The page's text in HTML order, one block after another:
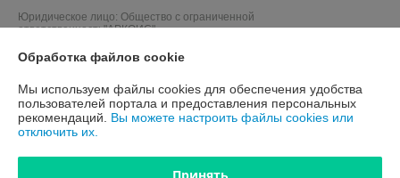
Юридическое лицо: Общество с ограниченной
ответственность"АРКОИС"
УНП: 192965609
Регистрационный орган: Мингорисполком
Дата регистрации компании: 06.09.2017
Обработка файлов cookie
Мы используем файлы cookies для обеспечения удобства
пользователей портала и предоставления персональных
рекомендаций. Вы можете настроить файлы cookies или
отключить их.
Принять